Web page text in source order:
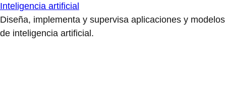
Inteligencia artificial
Diseña, implementa y supervisa aplicaciones y modelos
de inteligencia artificial.